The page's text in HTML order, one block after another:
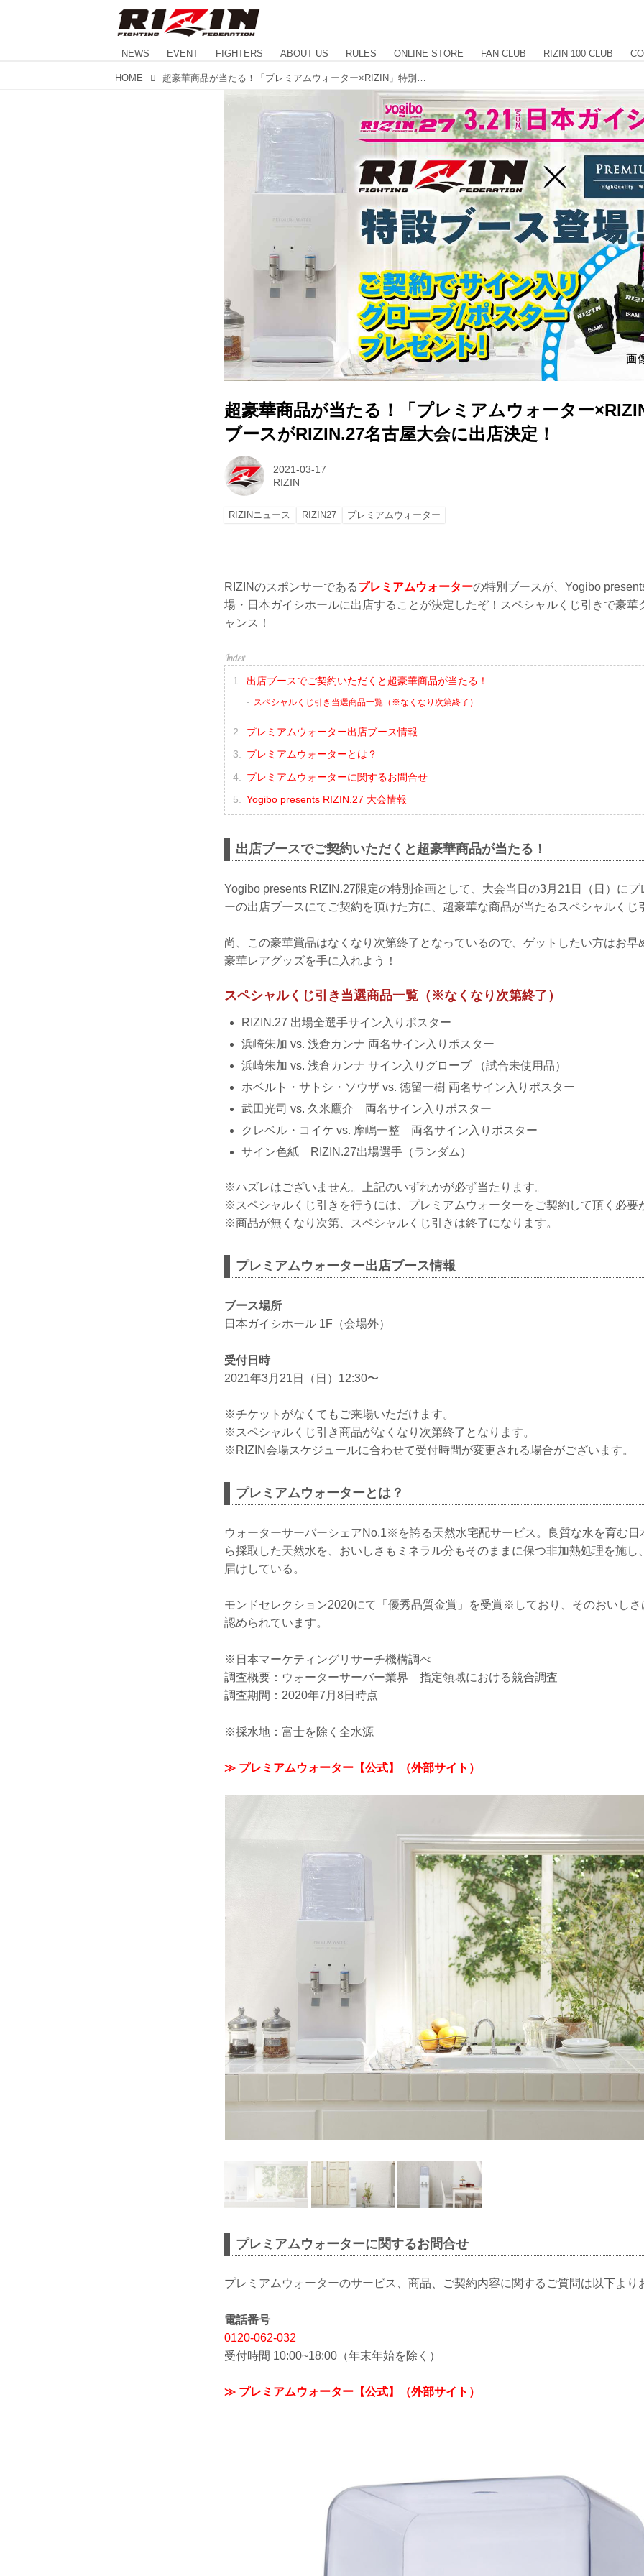
NEWS EVENT FIGHTERS ABOUT US RULES ONLINE STORE FAN CLUB RIZIN 100 CLUB
HOME
超豪華商品が当たる！「プレミアムウォーター
ブースがRIZIN.27名古屋大会に出店決定！
2021-03-17
RIZIN
RIZINニュース RIZIN27 プレミアムウォーター
RIZINのスポンサーであるプレミアムウォーターの特別ブースが、Yogibo
場・日本ガイシホールに出店することが決定したぞ！スペシャルくじ引きで豪華
ャンス！
出店ブースでご契約いただくと超豪華商品が当たる！
スペシャルくじ引き当選商品一覧（※なくなり次第終了）
プレミアムウォーター出店ブース情報
プレミアムウォーターとは？
プレミアムウォーターに関するお問合せ
Yogibo presents RIZIN.27 大会情報
出店ブースでご契約いただくと超豪華商品が当たる！
Yogibo presents RIZIN.27限定の特別企画として、大会当日の3月21日（日）にプ
ーの出店ブースにてご契約を頂けた方に、超豪華な商品が当たるスペシャルくじ
尚、この豪華賞品はなくなり次第終了となっているので、ゲットしたい方はお早
豪華レアグッズを手に入れよう！
スペシャルくじ引き当選商品一覧（※なくなり次第終了）
RIZIN.27 出場全選手サイン入りポスター
浜崎朱加 vs. 浅倉カンナ 両名サイン入りポスター
浜崎朱加 vs. 浅倉カンナ サイン入りグローブ （試合未使用品）
ホベルト・サトシ・ソウザ vs. 徳留一樹 両名サイン入りポスター
武田光司 vs. 久米鷹介 両名サイン入りポスター
クレベル・コイケ vs. 摩嶋一整 両名サイン入りポスター
サイン色紙 RIZIN.27出場選手（ランダム）
※ハズレはございません。上記のいずれかが必ず当たります。
※スペシャルくじ引きを行うには、プレミアムウォーターをご契約して頂く必要
※商品が無くなり次第、スペシャルくじ引きは終了になります。
プレミアムウォーター出店ブース情報
ブース場所
日本ガイシホール 1F（会場外）
受付日時
2021年3月21日（日）12:30〜
※チケットがなくてもご来場いただけます。
※スペシャルくじ引き商品がなくなり次第終了となります。
※RIZIN会場スケジュールに合わせて受付時間が変更される場合がございます。
プレミアムウォーターとは？
ウォーターサーバーシェアNo.1※を誇る天然水宅配サービス。良質な水を育む日
ら採取した天然水を、おいしさもミネラル分もそのままに保つ非加熱処理を施し
届けしている。
モンドセレクション2020にて「優秀品質金賞」を受賞※しており、そのおいしさ
認められています。
※日本マーケティングリサーチ機構調べ
調査概要：ウォーターサーバー業界 指定領域における競合調査
調査期間：2020年7月8日時点
※採水地：富士を除く全水源
≫ プレミアムウォーター【公式】（外部サイト）
プレミアムウォーターに関するお問合せ
プレミアムウォーターのサービス、商品、ご契約内容に関するご質問は以下より
電話番号
0120-062-032
受付時間 10:00~18:00（年末年始を除く）
≫ プレミアムウォーター【公式】（外部サイト）